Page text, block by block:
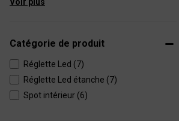
Catégorie de produit
Réglette Led (7)
Réglette Led étanche (7)
Spot intérieur (6)